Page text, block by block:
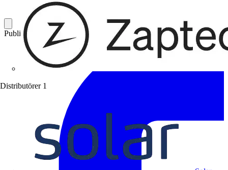
Distributörer 1
Publicerad: 27 maj 2011 Kategori: Branschnyheter